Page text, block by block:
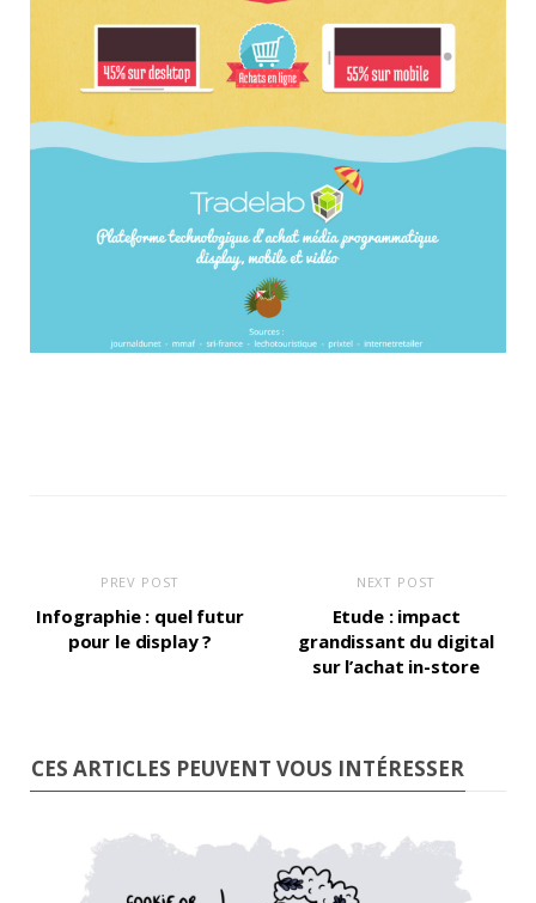
PREV POST
Infographie : quel futur
pour le display ?
NEXT POST
Etude : impact
grandissant du digital
sur l’achat in-store
CES ARTICLES PEUVENT VOUS INTÉRESSER